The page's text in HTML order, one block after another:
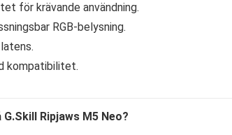
för krävande användning.
RGB-belysning.
kompatibilitet.
Ripjaws M5 Neo?